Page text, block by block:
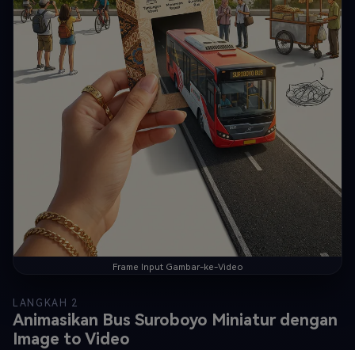
Frame Input Gambar-ke-Video
LANGKAH 2
Animasikan Bus Suroboyo Miniatur dengan
Image to Video